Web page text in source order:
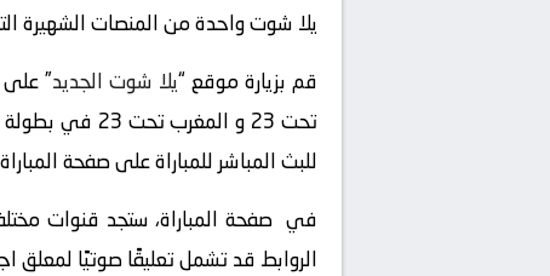
يلا شوت واحدة من المنصات الشهيرة
قم بزيارة موقع “يلا شوت الجديد
تحت 23 و
للبث المباشر للمباراة على صفحة
في صفحة المباراة، ستجد قنوات
الروابط قد تشمل تعليقًا صوتيًا لمعلق